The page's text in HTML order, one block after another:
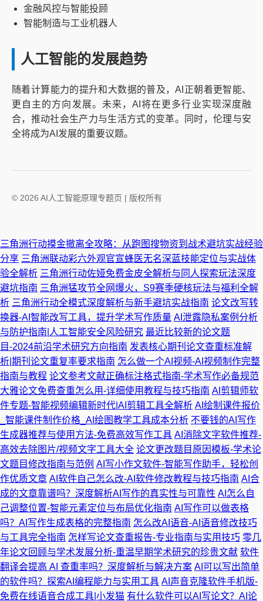
金融风控与智能投顾
智能制造与工业机器人
人工智能的发展趋势
随着计算能力的提升和大数据的普及，AI正朝着更智能、
更自主的方向发展。未来，AI将在更多行业实现深度融
合，推动社会生产力与生活方式的变革。同时，伦理与安
全将成为AI发展的重要议题。
© 2026 AI人工智能原理专题页 | 版权所有
三角洲行动摸金撤离全攻略：从跑图搜物资到战术避坑实战经验
分享 三角洲联动彩六外观官宣蜂医无名深蓝技能定位与实战体
验全解析 三角洲行动佐娅免费金皮全解析与同人探索玩法深度
避坑指南 三角洲猛攻节全网爆火，S9赛季硬核玩法与福利全解
析 三角洲行动全模式深度解析与新手避坑实战指南 论文改写转
换器-AI智能改写工具，提升学术写作质量 AI泄露隐私案例分析
与防护指南|人工智能安全风险研究 最近比较新的论文题
目-2024前沿学术研究方向指南 发表核心期刊论文查重标准解
析|期刊论文重复率要求指南 怎么做一个AI视频-AI视频制作完整
指南与教程 论文参考文献正确标注格式指南-学术写作必备规范
大雅论文免费查重怎么用-详细使用教程与技巧指南 AI剪辑师软
件专题-智能视频编辑新时代|AI剪辑工具全解析 AI绘制课件报价
_智能课件制作价格_AI绘图教学工具成本分析 不要钱的AI写作
生成器推荐与使用方法-免费高效写作工具 AI消除文字软件推荐-
高效去除图片/视频文字工具大全 论文更改题目原因模板-学术论
文题目修改指南与范例 AI写小作文软件-智能写作助手，轻松创
作优质文章 AI软件自己怎么改-AI软件修改教程与技巧指南 AI合
成的文章靠谱吗？深度解析AI写作的真实性与可靠性 AI怎么自
己调整位置-智能元素定位与布局优化指南 AI写作可以做表格
吗？AI写作生成表格的完整指南 怎么改AI语音-AI语音修改技巧
与工具完全指南 怎样写论文查重报告-专业指南与实用技巧 零几
年论文回顾与学术发展分析-重温早期学术研究的珍贵文献 软件
翻译会提高 AI 查重率吗？深度解析与解决方案 AI可以写出简单
的软件吗？探索AI编程能力与实用工具 AI声音克隆软件手机版-
免费在线语音合成工具|小发猫 有什么软件可以AI写论文？AI论